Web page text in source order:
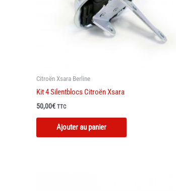
Citroën Xsara Berline
Kit 4 Silentblocs Citroën Xsara
50,00€ TTC
Ajouter au panier
Ce